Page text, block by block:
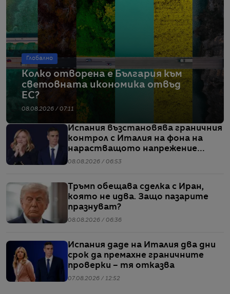
Глобално
Колко отворена е България към
световната икономика отвъд
ЕС?
08.08.2026 / 07:11
Испания възстановява граничния
контрол с Италия на фона на
нарастващото напрежение
заради мигрантите
08.08.2026 / 06:53
Тръмп обещава сделка с Иран,
която не идва. Защо пазарите
празнуват?
08.08.2026 / 06:36
Испания даде на Италия два дни
срок да премахне граничните
проверки – тя отказва
07.08.2026 / 12:52